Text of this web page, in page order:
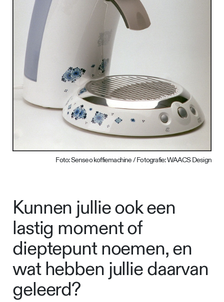
Foto: Senseo koffiemachine / Fotografie: WAACS Design
Kunnen jullie ook een
lastig moment of
dieptepunt noemen, en
wat hebben jullie daarvan
geleerd?